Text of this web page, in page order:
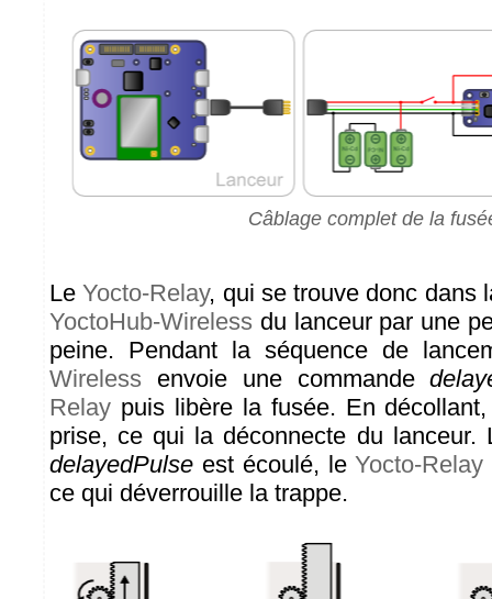
Câblage complet de la
LeYocto-Relay, qui se trouve donc dans
YoctoHub-Wireless du lanceur par une
peine. Pendant la séquence de
Wireless envoie une commande
Relay puis libère la fusée. En
prise, ce qui la déconnecte du lanceur.
delayedPulse est écoulé, leYocto-Relay
ce qui déverrouille la trappe.